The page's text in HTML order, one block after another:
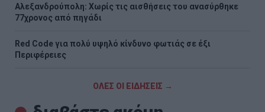
Αλεξανδρούπολη: Χωρίς τις αισθήσεις του ανασύρθηκε
77χρονος από πηγάδι
Red Code για πολύ υψηλό κίνδυνο φωτιάς σε έξι
Περιφέρειες
ΟΛΕΣ ΟΙ ΕΙΔΗΣΕΙΣ →